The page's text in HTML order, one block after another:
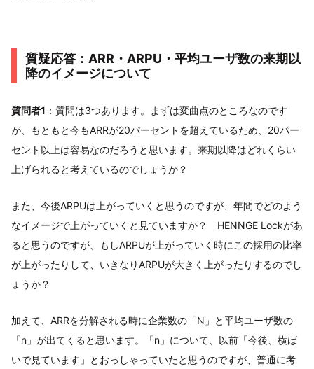
質疑応答：ARR・ARPU・平均ユーザ数の来期以
降のイメージについて
質問者1 ：質問は3つあります。まずは変曲点のところなのです
が、もともと今もARRが20パーセントを超えているため、20パー
セント以上は容易なのだろうと思います。来期以降はどれくらい
上げられると考えているのでしょうか？
また、今後ARPUは上がっていくと思うのですが、年間でどのよう
なイメージで上がっていくと見ていますか？ HENNGE Lockがあ
ると思うのですが、もしARPUが上がっていく時にこの採用の比率
が上がったりして、いきなりARPUが大きく上がったりするのでし
ょうか？
加えて、ARRを分解される時に企業数の「N」と平均ユーザ数の
「n」が出てくると思います。「n」について、以前「今後、横ば
いで見ています」とおっしゃっていたと思うのですが、普通に考